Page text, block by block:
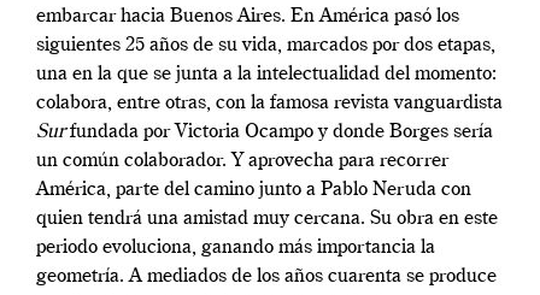
embarcar hacia Buenos Aires. En América pasó los
siguientes 25 años de su vida, marcados por dos etapas,
una en la que se junta a la intelectualidad del momento:
colabora, entre otras, con la famosa revista vanguardista
Surfundada por Victoria Ocampo y donde Borges sería
un común colaborador. Y aprovecha para recorrer
América, parte del camino junto a Pablo Neruda con
quien tendrá una amistad muy cercana. Su obra en este
periodo evoluciona, ganando más importancia la
geometría. A mediados de los años cuarenta se produce